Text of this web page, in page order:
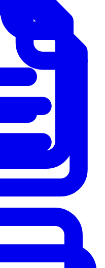
prêteurs